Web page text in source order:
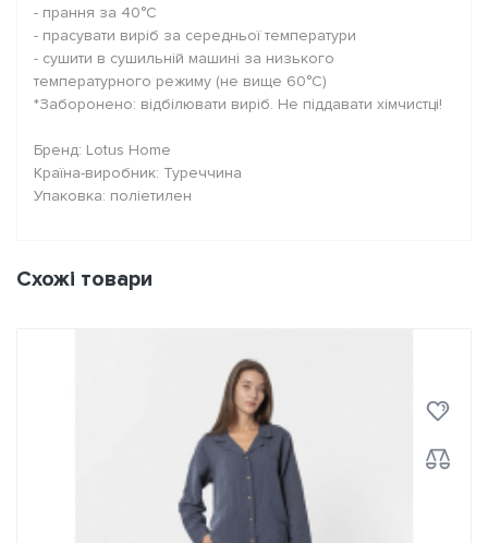
- прання за 40°C
- прасувати виріб за середньої температури
- сушити в сушильній машині за низького
температурного режиму (не вище 60°C)
*Заборонено: відбілювати виріб. Не піддавати хімчистці!
Бренд: Lotus Home
Країна-виробник: Туреччина
Упаковка: поліетилен
Схожі товари